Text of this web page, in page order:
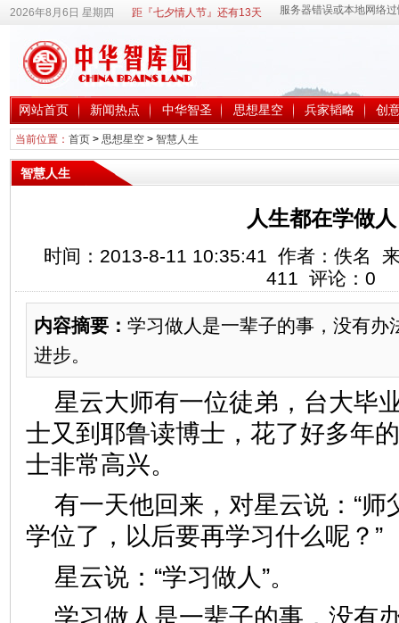
2026年8月6日 星期四 距『七夕情人节』还有13天
网站首页 新闻热点 中华智圣 思想星空 兵家韬略 创
当前位置： 首页> 思想星空> 智慧人生
智慧人生
人生都在学做人
时间：2013-8-11 10:35:41 作者：佚名
411 评论： 0
内容摘要： 学习做人是一辈子的事，没有办
进步。
星云大师有一位徒弟，台大毕
士又到耶鲁读博士，花了好多年
士非常高兴。
有一天他回来，对星云说：“师
学位了，以后要再学习什么呢？”
星云说：“学习做人”。
学习做人是一辈子的事，没有